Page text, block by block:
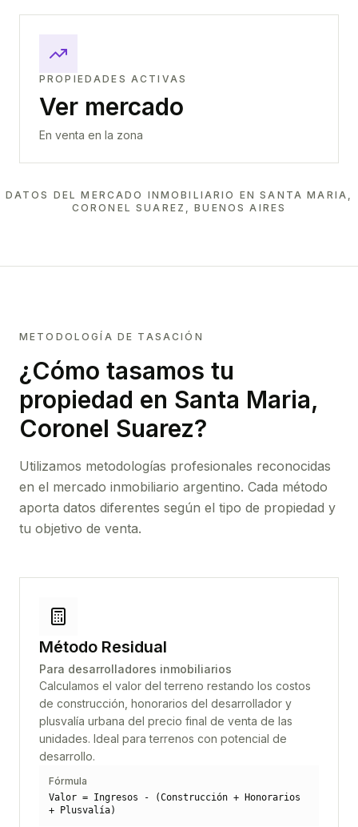
PROPIEDADES ACTIVAS
Ver mercado
En venta en la zona
DATOS DEL MERCADO INMOBILIARIO ENSANTA MARIA,
CORONEL SUAREZ, BUENOS AIRES
METODOLOGÍA DE TASACIÓN
¿Cómo tasamos tu
propiedad en Santa Maria,
Coronel Suarez?
Utilizamos metodologías profesionales reconocidas
en el mercado inmobiliario argentino. Cada método
aporta datos diferentes según el tipo de propiedad y
tu objetivo de venta.
Método Residual
Para desarrolladores inmobiliarios
Calculamos el valor del terreno restando los costos
de construcción, honorarios del desarrollador y
plusvalía urbana del precio final de venta de las
unidades. Ideal para terrenos con potencial de
desarrollo.
Fórmula
Valor = Ingresos - (Construcción + Honorarios
+ Plusvalía)